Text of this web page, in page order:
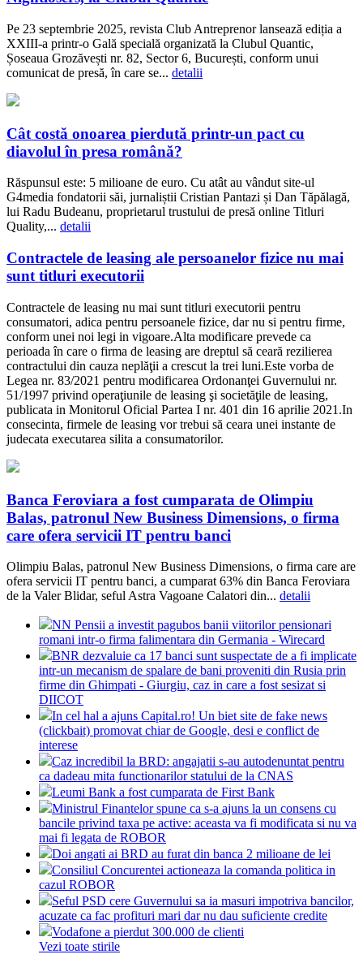
Pe 23 septembrie 2025, revista Club Antreprenor lansează ediția a
XXIII-a printr-o Gală specială organizată la Clubul Quantic,
Șoseaua Grozăvești nr. 82, Sector 6, București, conform unui
comunicat de presă, în care se... detalii
Cât costă onoarea pierdută printr-un pact cu
diavolul în presa română?
Răspunsul este: 5 milioane de euro. Cu atât au vândut site-ul
G4media fondatorii săi, jurnaliștii Cristian Pantazi și Dan Tăpălagă,
lui Radu Budeanu, proprietarul trustului de presă online Titluri
Quality,... detalii
Contractele de leasing ale persoanelor fizice nu mai
sunt titluri executorii
Contractele de leasing nu mai sunt titluri executorii pentru
consumatori, adica pentru persoanele fizice, dar nu si pentru firme,
conform unei noi legi in vigoare.Alta modificare prevede ca
perioada în care o firma de leasing are dreptul să ceară rezilierea
contractului din cauza neplăţii a crescut la trei luni.Este vorba de
Legea nr. 83/2021 pentru modificarea Ordonanţei Guvernului nr.
51/1997 privind operaţiunile de leasing şi societăţile de leasing,
publicata in Monitorul Oficial Partea I nr. 401 din 16 aprilie 2021.In
consecinta, firmele de leasing vor trebui să ceara unei instante de
judecata executarea silita a consumatorilor.
Banca Feroviara a fost cumparata de Olimpiu
Balas, patronul New Business Dimensions, o firma
care ofera servicii IT pentru banci
Olimpiu Balas, patronul New Business Dimensions, o firma care are
ofera servicii IT pentru banci, a cumparat 63% din Banca Feroviara
de la Valer Blidar, seful Astra Vagoane Calatori din... detalii
NN Pensii a investit pagubos banii viitorilor pensionari
romani intr-o firma falimentara din Germania - Wirecard
BNR dezvaluie ca 17 banci sunt suspectate de a fi implicate
intr-un mecanism de spalare de bani proveniti din Rusia prin
firme din Ghimpati - Giurgiu, caz in care a fost sesizat si
DIICOT
In cel hal a ajuns Capital.ro! Un biet site de fake news
(clickbait) promovat chiar de Google, desi e conflict de
interese
Caz incredibil la BRD: angajatii s-au autodenuntat pentru
ca dadeau mita functionarilor statului de la CNAS
Leumi Bank a fost cumparata de First Bank
Ministrul Finantelor spune ca s-a ajuns la un consens cu
bancile privind taxa pe active: aceasta va fi modificata si nu va
mai fi legata de ROBOR
Doi angati ai BRD au furat din banca 2 milioane de lei
Consiliul Concurentei actioneaza la comanda politica in
cazul ROBOR
Seful PSD cere Guvernului sa ia masuri impotriva bancilor,
acuzate ca fac profituri mari dar nu dau suficiente credite
Vodafone a pierdut 300.000 de clienti
Vezi toate stirile